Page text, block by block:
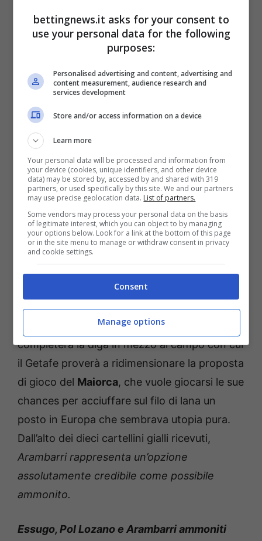
motivazioni ma con l’obiettivo di rialzarsi
dopo il KO patito contro il Barcellona. Non
per questo, l’effervescenza della mediana
ospite dovrebbe perdere impatto e fisicità.
Tra i più rocciosi fari puntati su
jolly dal vizio del fallo (e del cartellino). Sono
ben 12 le ammonizioni
sventolare in faccia in questa stagione il
calciatore dell’Espanyol. Un buon bottino da
prendere in considerazione visto che
figura nella lista dei possibili titolari. La sfida
sarà inoltre diretta daFrancisco Maeso,
arbitro che ha una media da oltre
cartellini a partita: molto interessante.
Chiudiamo infine il nostro tour alla ricerca del
Arambarriche assieme a Milla
completerà la diga in mezzo al campo con cui
il Getafe proverà a ridimensionare la proposta
di gioco del Maiorca, che vuole giocarsi le sue
chances per acciuffare sul filo di lana un
posto in Europa che sembrava utopia pura.
Dall’alto dei dieci cartellini gialli ricevuti,
Arambarri rappresenta un’opzione
assolutamente credibile come possibile
ammonito.
Essugo, Pol Lozano e Arambarri ammoniti
bettingnews.it asks for your consent to
use your personal data for the following
purposes:
Personalised advertising and content, advertising and
content measurement, audience research and
services development
Store and/or access information on a device
Learn more
Your personal data will be processed and information from
your device (cookies, unique identifiers, and other device
data) may be stored by, accessed by and shared with 319
partners, or used specifically by this site. We and our partners
may use precise geolocation data. List of partners.
Some vendors may process your personal data on the basis
of legitimate interest, which you can object to by managing
your options below. Look for a link at the bottom of this page
or in the site menu to manage or withdraw consent in privacy
and cookie settings.
Consent
Manage options